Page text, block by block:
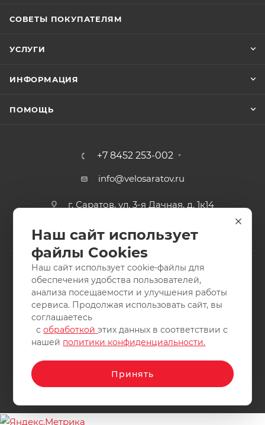
СОВЕТЫ ПОКУПАТЕЛЯМ
УСЛУГИ
ИНФОРМАЦИЯ
ПОМОЩЬ
+7 8452 253-002
info@velosaratov.ru
г. Саратов, ул. 3-я Дачная, д. 1к14
2011-2026 © интернет-магазин спортивных товаров
ВелоСаратов. Не является публичной офертой. Все права
защищены. Заимствование материалов и фотографий
запрещено.
Наш сайт использует
файлы Cookies
Наш сайт использует cookie-файлы для
обеспечения удобства пользователей,
анализа посещаемости и улучшения работы
сервиса. Продолжая использовать сайт, вы
соглашаетесь
собработкойэтих данных в соответствии с
нашей политики конфиденциальности.
Принять